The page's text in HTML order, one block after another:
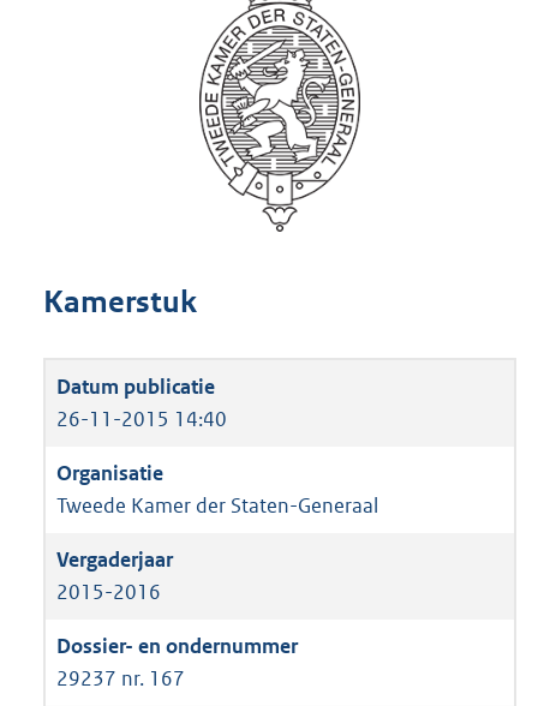
Kamerstuk
26-11-2015 14:40
Tweede Kamer der Staten-Generaal
2015-2016
29237 nr. 167